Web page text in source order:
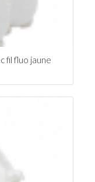
fil fluo jaune